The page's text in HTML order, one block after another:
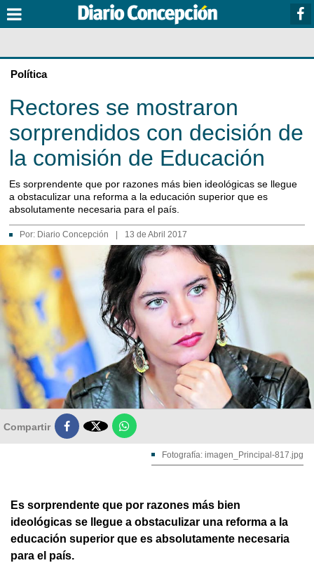
Política
Rectores se mostraron
sorprendidos con decisión de
la comisión de Educación
Es sorprendente que por razones más bien ideológicas se llegue
a obstaculizar una reforma a la educación superior que es
absolutamente necesaria para el país.
Por: Diario Concepción 13 de Abril 2017
Compartir 
Fotografía: imagen_Principal-817.jpg
Es sorprendente que por razones más bien
ideológicas se llegue a obstaculizar una reforma a la
educación superior que es absolutamente necesaria
para el país.